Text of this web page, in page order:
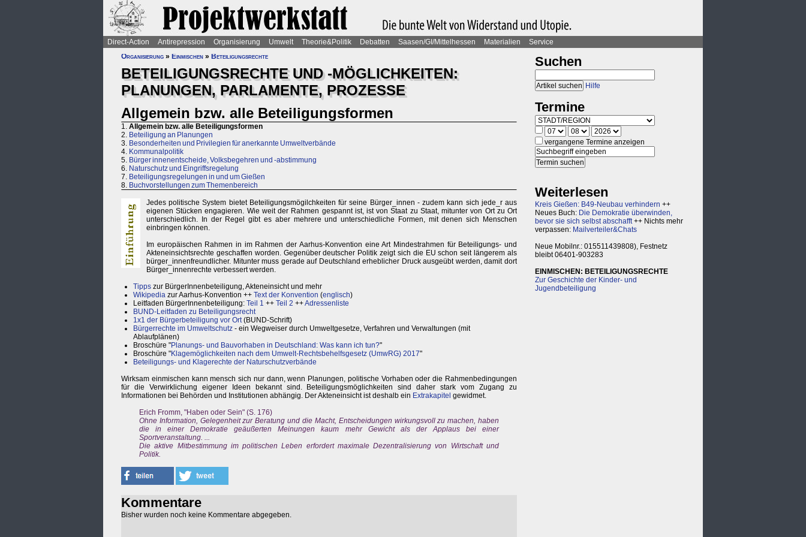
Direct-Action Antirepression Organisierung Umwelt Theorie&Politik Debatten Saasen/GI/Mittelhessen Materialien
Service
Organisierung » Einmischen » Beteiligungsrechte
BETEILIGUNGSRECHTE UND -MÖGLICHKEITEN:
PLANUNGEN, PARLAMENTE, PROZESSE
Allgemein bzw. alle Beteiligungsformen
1. Allgemein bzw. alle Beteiligungsformen
2. Beteiligung an Planungen
3. Besonderheiten und Privilegien für anerkannte Umweltverbände
4. Kommunalpolitik
5. Bürger innenentscheide, Volksbegehren und -abstimmung
6. Naturschutz und Eingriffsregelung
7. Beteiligungsregelungen in und um Gießen
8. Buchvorstellungen zum Themenbereich
Jedes politische System bietet Beteiligungsmögilchkeiten für seine Bürger_innen - zudem kann sich jede_r aus
eigenen Stücken engagieren. Wie weit der Rahmen gespannt ist, ist von Staat zu Staat, mitunter von Ort zu Ort
unterschiedlich. In der Regel gibt es aber mehrere und unterschiedliche Formen, mit denen sich Menschen
einbringen können.
Im europäischen Rahmen in im Rahmen der Aarhus-Konvention eine Art Mindestrahmen für Beteiligungs- und
Akteneinsichtsrechte geschaffen worden. Gegenüber deutscher Politik zeigt sich die EU schon seit längerem als
bürger_innenfreundlicher. Mitunter muss gerade auf Deutschland erheblicher Druck ausgeübt werden, damit dort
Bürger_innenrechte verbessert werden.
Tipps zur BürgerInnenbeteiligung, Akteneinsicht und mehr
Wikipedia zur Aarhus-Konvention ++ Text der Konvention (englisch)
Leitfaden BürgerInnenbeteiligung: Teil 1 ++ Teil 2 ++Adressenliste
BUND-Leitfaden zu Beteiligungsrecht
1x1 der Bürgerbeteiligung vor Ort(BUND-Schrift)
Bürgerrechte im Umweltschutz - ein Wegweiser durch Umweltgesetze, Verfahren und Verwaltungen (mit
Ablaufplänen)
Broschüre "Planungs- und Bauvorhaben in Deutschland: Was kann ich tun?"
Broschüre "Klagemöglichkeiten nach dem Umwelt-Rechtsbehelfsgesetz (UmwRG) 2017"
Beteiligungs- und Klagerechte der Naturschutzverbände
Wirksam einmischen kann mensch sich nur dann, wenn Planungen, politische Vorhaben oder die Rahmenbedingungen
für die Verwirklichung eigener Ideen bekannt sind. Beteiligungsmöglichkeiten sind daher stark vom Zugang zu
Informationen bei Behörden und Institutionen abhängig. Der Akteneinsicht ist deshalb ein Extrakapitel gewidmet.
Erich Fromm, "Haben oder Sein" (S. 176)
Ohne Information, Gelegenheit zur Beratung und die Macht, Entscheidungen wirkungsvoll zu machen, haben
die in einer Demokratie geäußerten Meinungen kaum mehr Gewicht als der Applaus bei einer
Sportveranstaltung. ...
Die aktive Mitbestimmung im politischen Leben erfordert maximale Dezentralisierung von Wirtschaft und
Politik.
Kommentare
Bisher wurden noch keine Kommentare abgegeben.
Suchen
Hilfe
Termine
vergangene Termine anzeigen
Weiterlesen
Kreis Gießen: B49-Neubau verhindern ++
Neues Buch: Die Demokratie überwinden,
bevor sie sich selbst abschafft++ Nichts mehr
verpassen: Mailverteiler&Chats
Neue Mobilnr.: 015511439808), Festnetz
bleibt 06401-903283
EINMISCHEN: BETEILIGUNGSRECHTE
Zur Geschichte der Kinder- und
Jugendbeteiligung